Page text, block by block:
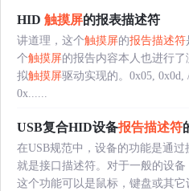
HID 触摸屏的报表描述符
讲道理，这个触摸屏的报告描述符
个触摸屏的报告内容本人也进行
拟触摸屏驱动实现的。0x05, 0x0d,
0x......
USB复合HID设备报告描述符
在USB规范中，设备的功能是通
就是接口描述符。对于一般的设备
这个功能可以是鼠标，键盘或其